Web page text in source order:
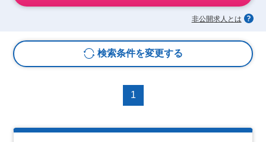
非公開求人とは
検索条件を変更する
1